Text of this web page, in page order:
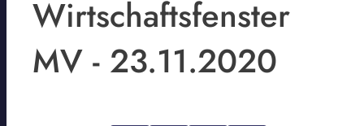
Wirtschaftsfenster
MV - 23.11.2020